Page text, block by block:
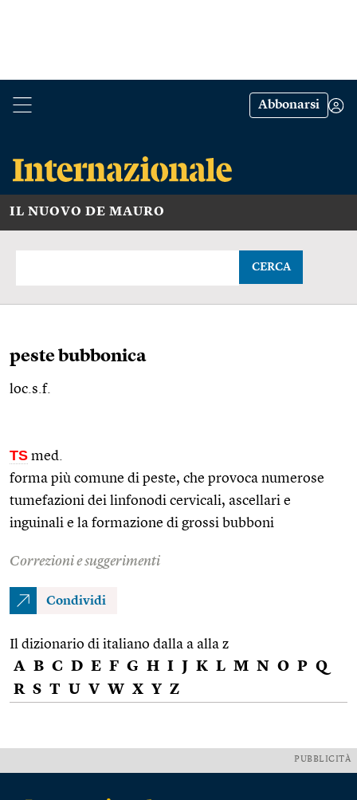
Abbonarsi
IL NUOVO DE MAURO
CERCA
peste bubbonica
loc.s.f.
TS med.
forma più comune di peste, che provoca numerose
tumefazioni dei linfonodi cervicali, ascellari e
inguinali e la formazione di grossi bubboni
Correzioni e suggerimenti
Condividi
Il dizionario di italiano dalla a alla z
A B C D E F G H I J K L M N O P Q
R S T U V W X Y Z
PUBBLICITÀ